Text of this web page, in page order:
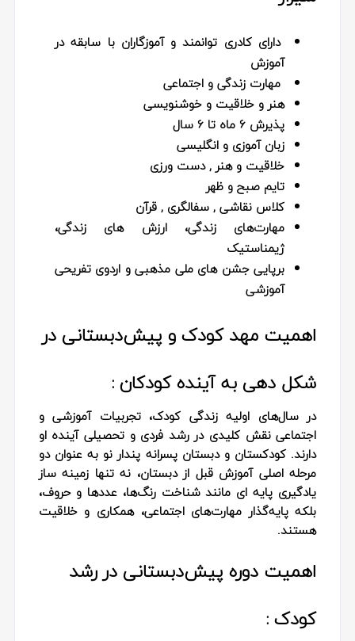
دارای کادری توانمند و آموزگاران با سابقه در
آموزش
مهارت زندگی و اجتماعی
هنر و خلاقیت و خوشنویسی
پذیرش 6 ماه تا 6 سال
زبان آموزی و انگلیسی
خلاقیت و هنر , دست ورزی
تایم صبح و ظهر
کلاس نقاشی , سفالگری , قرآن
مهارت‌های زندگی، ارزش های زندگی،
ژیمناستیک
برپایی جشن های ملی مذهبی و اردوی تفریحی
آموزشی
اهمیت مهد کودک و پیش‌دبستانی در
شکل‌ دهی به آینده کودکان :
در سال‌های اولیه زندگی کودک، تجربیات آموزشی و
اجتماعی نقش کلیدی در رشد فردی و تحصیلی آینده او
دارند. کودکستان و دبستان پسرانه پندار نو به عنوان دو
مرحله اصلی آموزش قبل از دبستان، نه تنها زمینه‌ ساز
یادگیری پایه‌ ای مانند شناخت رنگ‌ها، عددها و حروف،
بلکه پایه‌گذار مهارت‌های اجتماعی، همکاری و خلاقیت
هستند.
اهمیت دوره پیش‌دبستانی در رشد
کودک :